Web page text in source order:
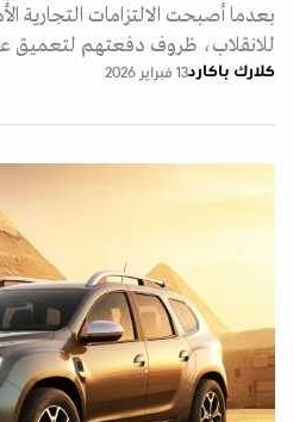
بعدما أصبحت الالتزامات التجارية
للانقلاب، ظروف دفعتهم لتعميق
كلارك باكارد13 فبراير 2026